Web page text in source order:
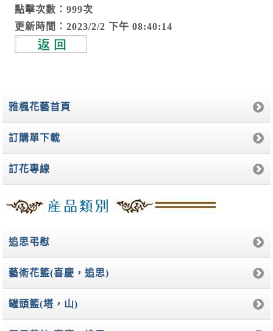
點擊次數：999次
更新時間：2023/2/2 下午 08:40:14
雅楓花藝首頁
訂購單下載
訂花專線
追思弔慰
藝術花籃(喜慶，追思)
罐頭籃(塔，山)